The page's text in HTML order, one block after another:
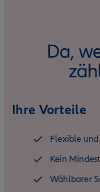
Ihre Vorteile
Flexible
Kein
Wählbarer